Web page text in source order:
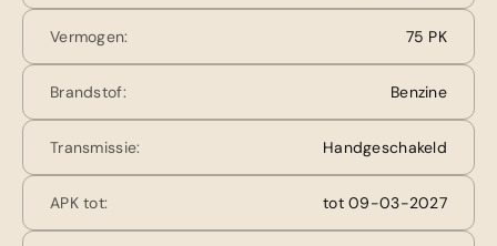
Vermogen: 75 PK
Brandstof: Benzine
Transmissie: Handgeschakeld
APK tot: tot 09-03-2027